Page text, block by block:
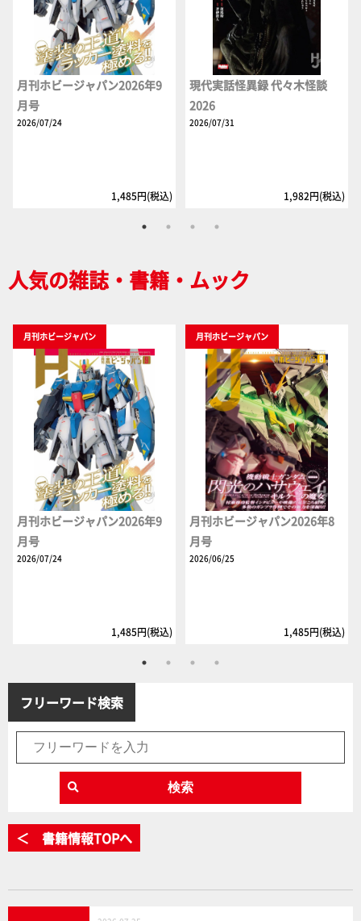
月刊ホビージャパン2026年9
月号
2026/07/24
1,485円(税込)
現代実話怪異録 代々木怪談
2026
2026/07/31
1,982円(税込)
人気の雑誌・書籍・ムック
月刊ホビージャパン
月刊ホビージャパン2026年9
月号
2026/07/24
1,485円(税込)
月刊ホビージャパン
月刊ホビージャパン2026年8
月号
2026/06/25
1,485円(税込)
フリーワード検索
検索
＜ 書籍情報TOPへ